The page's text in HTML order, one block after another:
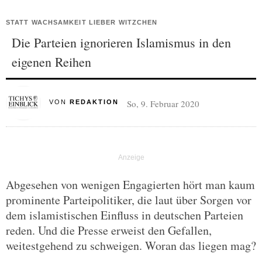
STATT WACHSAMKEIT LIEBER WITZCHEN
Die Parteien ignorieren Islamismus in den
eigenen Reihen
VON REDAKTION So, 9. Februar 2020
Abgesehen von wenigen Engagierten hört man kaum
prominente Parteipolitiker, die laut über Sorgen vor
dem islamistischen Einfluss in deutschen Parteien
reden. Und die Presse erweist den Gefallen,
weitestgehend zu schweigen. Woran das liegen mag?